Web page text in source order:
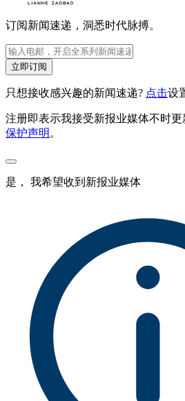
订阅新闻速递，洞悉时代脉搏。
立即订阅
只想接收感兴趣的新闻速递? 点击设
注册即表示我接受新报业媒体不时更
保护声明 。
是， 我希望收到新报业媒体